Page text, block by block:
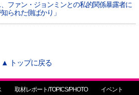
ファン・ジョンミンとの私的関係暴露者に
られた側ばかり」
▲ トップに戻る
取材レポート/TOPICS/PHOTO イベント